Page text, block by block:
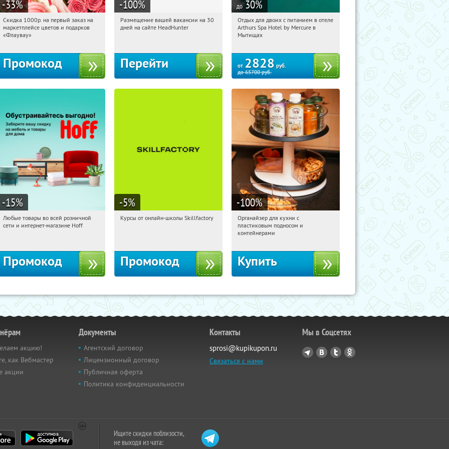
-33%
06:17:49 Получили:
Россия
Скидка 1000р. на первый заказ на
маркетплейсе цветов и подарков
«Флаувау»
Промокод
-100%
06:17:49 Получили:
Размещение вашей вакансии на 30
дней на сайте HeadHunter
Перейти
до 30%
06:17:49
Купи первым!
Московская обл., г. Мытищи, д.
Отдых для двоих с питанием в отеле
Arthurs Spa Hotel by Mercure в
Мытищах
от 2828 руб.
до65700руб.
-15%
06:17:49 Получили:
Любые товары во всей розничной
сети и интернет-магазине Hoff
Промокод
-5%
06:17:49
Получи первым!
Курсы от онлайн-школы Skillfactory
Промокод
-100%
06:17:49 Получили:
Россия
Органайзер для кухни с
пластиковым подносом и
контейнерами
Купить
акцию!
как Вебмастер
акции
Документы
Агентский договор
Лицензионный договор
Публичная оферта
Политика конфиденциальности
Контакты
sprosi@kupikupon.ru
Связаться с нами
Мы в Соцсетях
Ищите скидки поблизости,
не выходя из чата: